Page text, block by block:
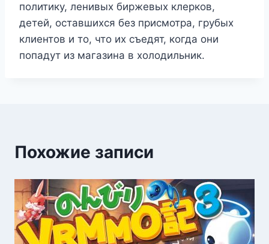
политику, ленивых биржевых клерков,
детей, оставшихся без присмотра, грубых
клиентов и то, что их съедят, когда они
попадут из магазина в холодильник.
Похожие записи